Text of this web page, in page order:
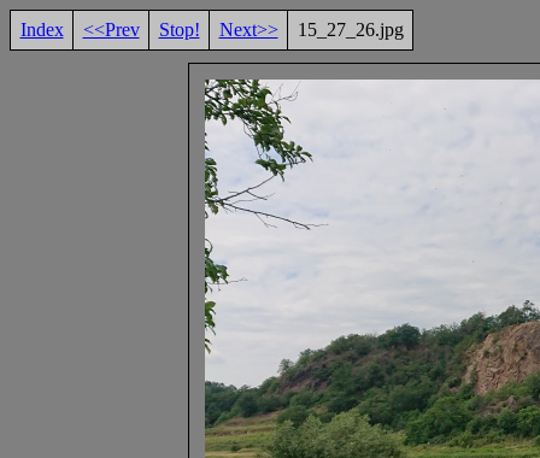
Index <<Prev Stop! Next>> 15_27_26.jpg